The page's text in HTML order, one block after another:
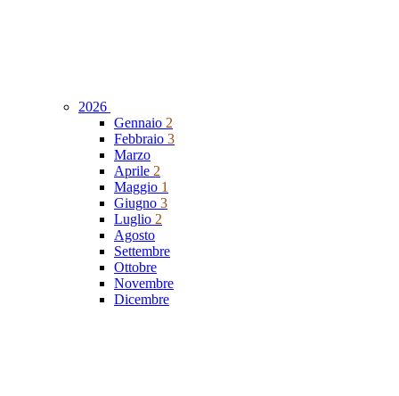
2026
Gennaio 2
Febbraio 3
Marzo
Aprile 2
Maggio 1
Giugno 3
Luglio 2
Agosto
Settembre
Ottobre
Novembre
Dicembre